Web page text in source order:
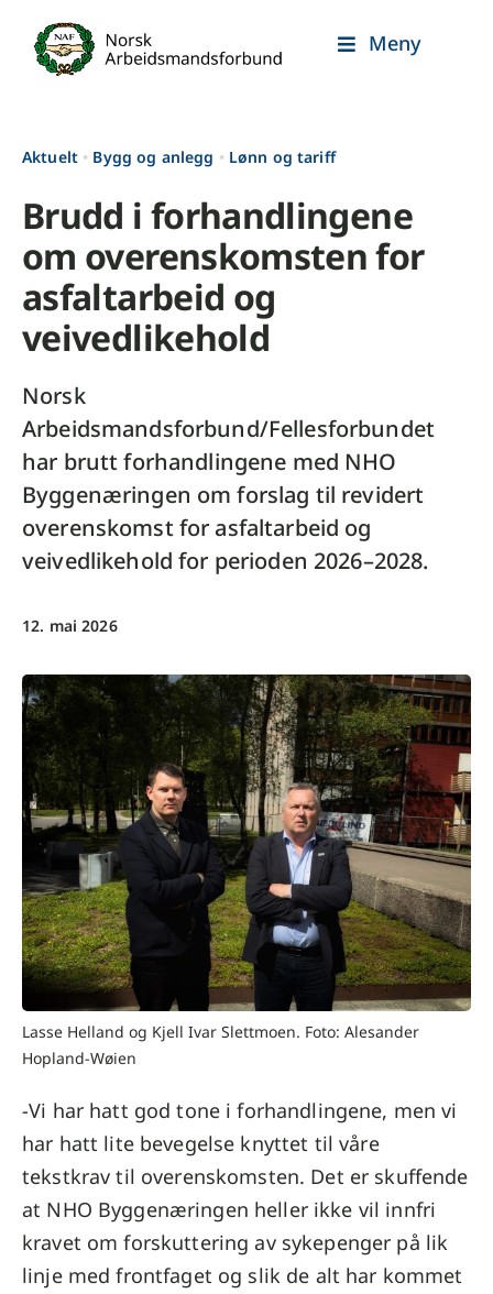
content
Meny
Aktuelt • Bygg og anlegg • Lønn og tariff
Brudd i forhandlingene
om overenskomsten for
asfaltarbeid og
veivedlikehold
Norsk
Arbeidsmandsforbund/Fellesforbundet
har brutt forhandlingene med NHO
Byggenæringen om forslag til revidert
overenskomst for asfaltarbeid og
veivedlikehold for perioden 2026–2028.
12. mai 2026
Lasse Helland og Kjell Ivar Slettmoen. Foto: Alesander
Hopland-Wøien
-Vi har hatt god tone i forhandlingene, men vi
har hatt lite bevegelse knyttet til våre
tekstkrav til overenskomsten. Det er skuffende
at NHO Byggenæringen heller ikke vil innfri
kravet om forskuttering av sykepenger på lik
linje med frontfaget og slik de alt har kommet